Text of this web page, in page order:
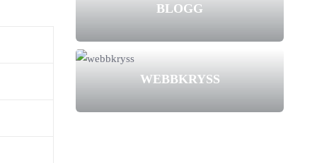
BLOGG
WEBBKRYSS